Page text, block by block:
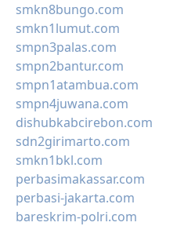
smkn8bungo.com
smkn1lumut.com
smpn3palas.com
smpn2bantur.com
smpn1atambua.com
smpn4juwana.com
dishubkabcirebon.com
sdn2girimarto.com
smkn1bkl.com
perbasimakassar.com
perbasi-jakarta.com
bareskrim-polri.com